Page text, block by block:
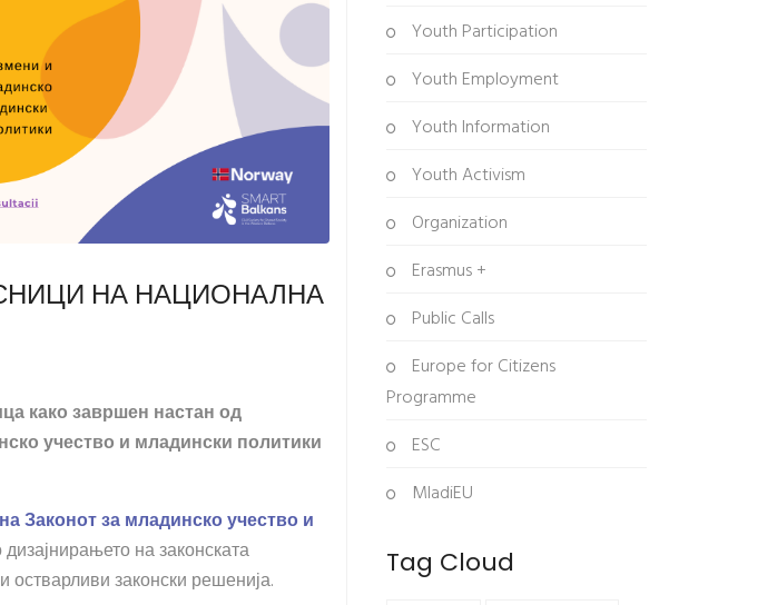
НА НАЦИОНАЛНА
како завршен настан од
учество и младински политики
Законот за младинско учество и
на законската
остварливи законски решенија.
Youth Participation
Youth Employment
Youth Information
Youth Activism
Organization
Erasmus +
Public Calls
Europe for Citizens
Programme
ESC
MladiEU
Tag Cloud